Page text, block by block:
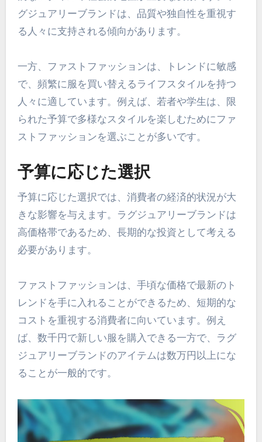
グジュアリーブランドは、品質や独自性を重視す
る人々に支持される傾向があります。
一方、ファストファッションは、トレンドに敏感
で、頻繁に服を買い替えるライフスタイルを持つ
人々に適しています。例えば、若者や学生は、限
られた予算で多様なスタイルを楽しむためにファ
ストファッションを選ぶことが多いです。
予算に応じた選択
予算に応じた選択では、消費者の経済的状況が大
きな影響を与えます。ラグジュアリーブランドは
高価格帯であるため、長期的な投資として考える
必要があります。
ファストファッションは、手頃な価格で最新のト
レンドを手に入れることができるため、短期的な
コストを重視する消費者に向いています。例え
ば、数千円で新しい服を購入できる一方で、ラグ
ジュアリーブランドのアイテムは数万円以上にな
ることが一般的です。